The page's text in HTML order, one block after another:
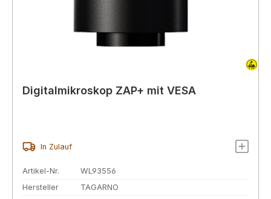
Digitalmikroskop ZAP+ mit VESA
In Zulauf
Artikel-Nr.
WL93556
Hersteller
TAGARNO